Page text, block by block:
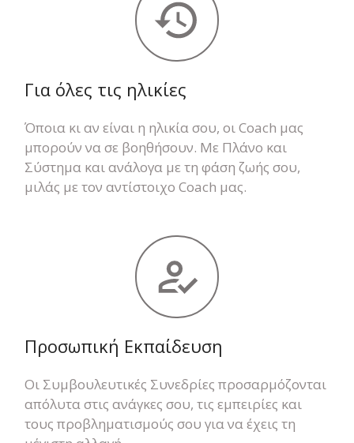
Για όλες τις ηλικίες
Όποια κι αν είναι η ηλικία σου, οι Coach μας
μπορούν να σε βοηθήσουν. Με Πλάνο και
Σύστημα και ανάλογα με τη φάση ζωής σου,
μιλάς με τον αντίστοιχο Coach μας.
Προσωπική Εκπαίδευση
Οι Συμβουλευτικές Συνεδρίες προσαρμόζονται
απόλυτα στις ανάγκες σου, τις εμπειρίες και
τους προβληματισμούς σου για να έχεις τη